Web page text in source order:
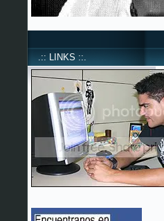
.:: LINKS ::.